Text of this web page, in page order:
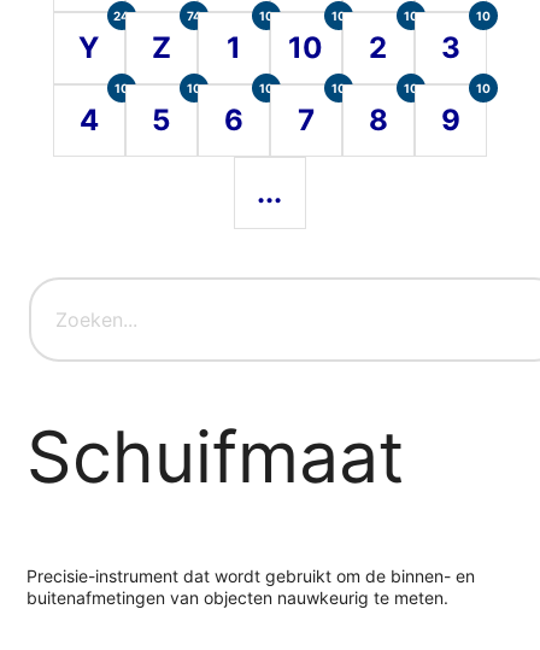
Y
24
Z
74
1
10
10
10
2
10
3
10
4
10
5
10
6
10
7
10
8
10
9
10
...
Schuifmaat
Precisie-instrument dat wordt gebruikt om de binnen- en
buitenafmetingen van objecten nauwkeurig te meten.